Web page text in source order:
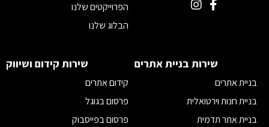
הפרוייקטים שלנו
הבלוג שלנו
הצהרת נגישות
שירות בניית אתרים
בניית אתרים
בניית חנות וירטואלית
בניית אתר תדמית
שירות קידום ושיווק
קידום אתרים
פרסום בגוגל
פרסום בפייסבוק